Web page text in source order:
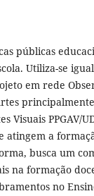
públicas
Utiliza-se
em rede
Visuais PPGAV/
atingem a
busca um
na formação
no